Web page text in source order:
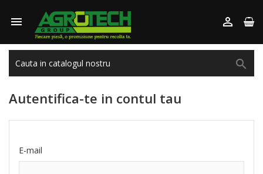
 

Autentifica-te in contul tau
E-mail